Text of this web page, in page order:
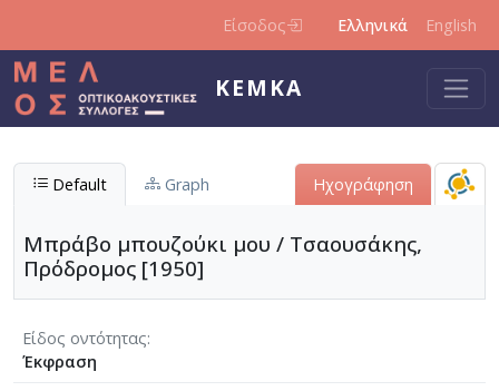
Είσοδος Ελληνικά English
ΚΕΜΚΑ
Default Graph Ηχογράφηση
Μπράβο μπουζούκι μου / Τσαουσάκης,
Πρόδρομος [1950]
Είδος οντότητας
Έκφραση